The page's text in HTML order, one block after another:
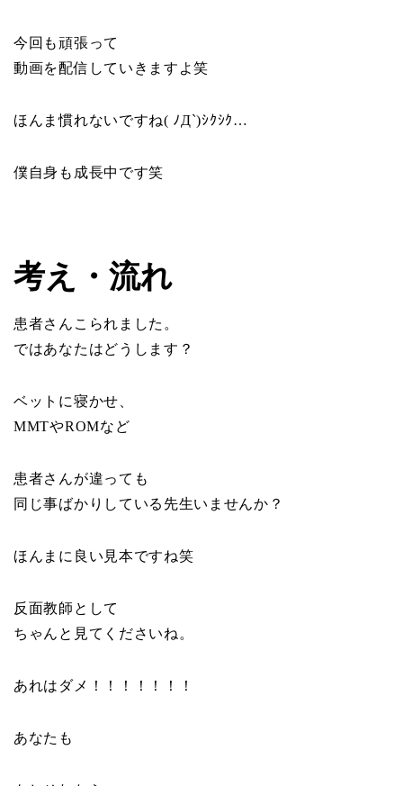
今回も頑張って
動画を配信していきますよ笑
ほんま慣れないですね( ﾉД`)ｼｸｼｸ…
僕自身も成長中です笑
考え・流れ
患者さんこられました。
ではあなたはどうします？
ベットに寝かせ、
MMTやROMなど
患者さんが違っても
同じ事ばかりしている先生いませんか？
ほんまに良い見本ですね笑
反面教師として
ちゃんと見てくださいね。
あれはダメ！！！！！！！
あなたも